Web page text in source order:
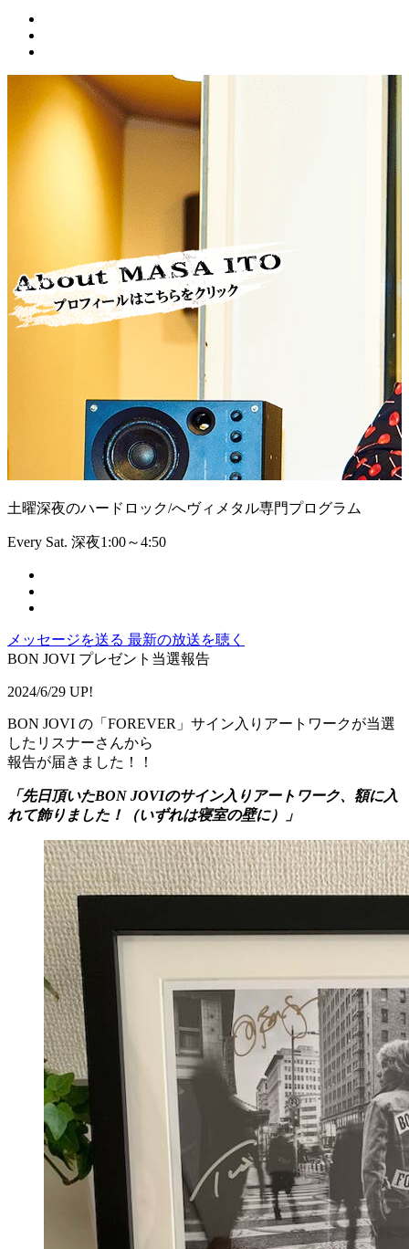
土曜深夜のハードロック/へヴィメタル専門プログラム
Every Sat. 深夜1:00～4:50
メッセージを送る 最新の放送を聴く
BON JOVI プレゼント当選報告
2024/6/29 UP!
BON JOVI の「FOREVER」サイン入りアートワークが当選
したリスナーさんから
報告が届きました！！
「先日頂いたBON JOVIのサイン入りアートワーク、額に入
れて飾りました！（いずれは寝室の壁に）」